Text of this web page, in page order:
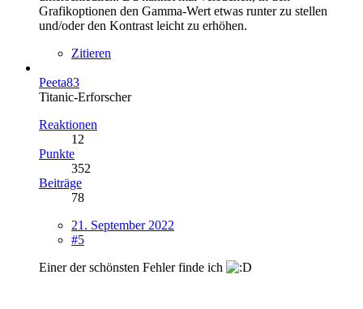
Grafikoptionen den Gamma-Wert etwas runter zu stellen
und/oder den Kontrast leicht zu erhöhen.
Zitieren
Peeta83
Titanic-Erforscher
Reaktionen
12
Punkte
352
Beiträge
78
21. September 2022
#5
Einer der schönsten Fehler finde ich